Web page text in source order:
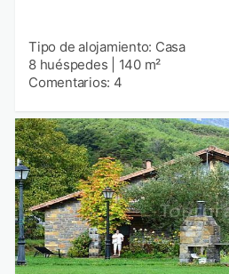
Tipo de alojamiento: Casa
8 huéspedes
140 m²
Comentarios: 4